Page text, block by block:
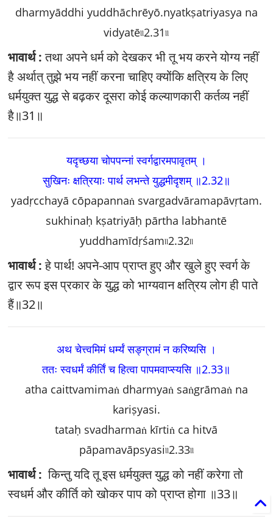
dharmyāddhi yuddhāchrēyō.nyatkṣatriyasya na
vidyatē৷৷2.31৷৷
भावार्थ :तथा अपने धर्म को देखकर भी तू भय करने योग्य नहीं
है अर्थात्‌ तुझे भय नहीं करना चाहिए क्योंकि क्षत्रिय के लिए
धर्मयुक्त युद्ध से बढ़कर दूसरा कोई कल्याणकारी कर्तव्य नहीं
है॥31॥
यदृच्छया चोपपन्नां स्वर्गद्वारमपावृतम्‌ ।
सुखिनः क्षत्रियाः पार्थ लभन्ते युद्धमीदृशम्‌ ॥2.32॥
yadṛcchayā cōpapannaṅ svargadvāramapāvṛtam.
sukhinaḥ kṣatriyāḥ pārtha labhantē
yuddhamīdṛśam৷৷2.32৷৷
भावार्थ :हे पार्थ! अपने-आप प्राप्त हुए और खुले हुए स्वर्ग के
द्वार रूप इस प्रकार के युद्ध को भाग्यवान क्षत्रिय लोग ही पाते
हैं॥32॥
अथ चेत्त्वमिमं धर्म्यं सङ्‍ग्रामं न करिष्यसि ।
ततः स्वधर्मं कीर्तिं च हित्वा पापमवाप्स्यसि ॥2.33॥
atha caittvamimaṅ dharmyaṅ saṅgrāmaṅ na
kariṣyasi.
tataḥ svadharmaṅ kīrtiṅ ca hitvā
pāpamavāpsyasi৷৷2.33৷৷
भावार्थ : किन्तु यदि तू इस धर्मयुक्त युद्ध को नहीं करेगा तो
स्वधर्म और कीर्ति को खोकर पाप को प्राप्त होगा ॥33॥